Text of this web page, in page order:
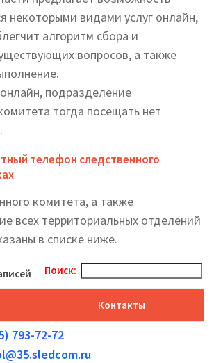
некоторыми видами услуг онлайн,
алгоритм сбора и
вопросов, а также
подразделение
тогда посещать нет
телефон следственного
комитета, а также
всех территориальных отделений
в списке ниже.
Поиск:
Контакты
793-72-72